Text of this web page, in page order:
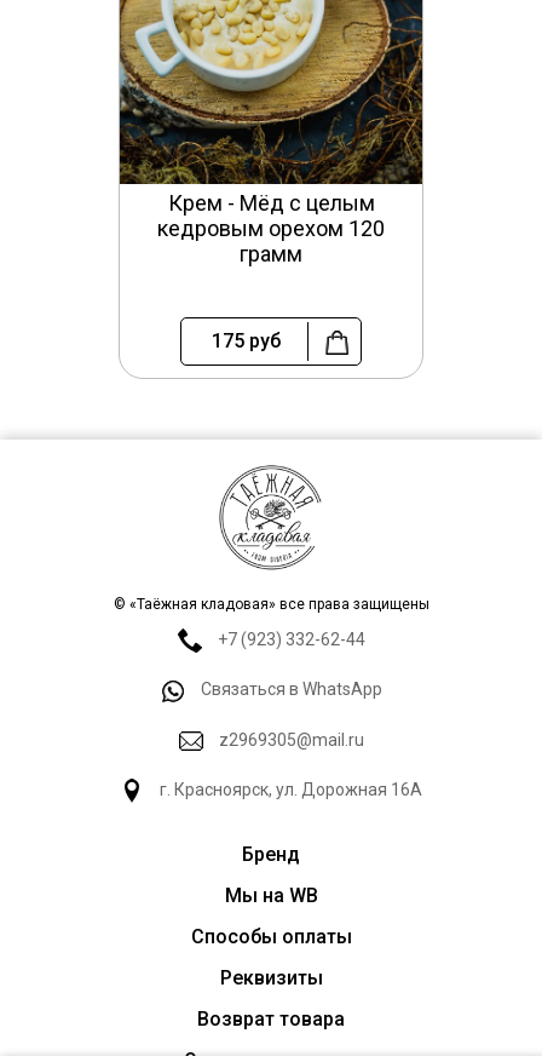
Крем - Мёд с целым
кедровым орехом 120
грамм
175 руб
+7 (923) 332-62-44
Связаться в WhatsApp
z2969305@mail.ru
г. Красноярск, ул. Дорожная 16А
© «Таёжная кладовая» все права защищены
Бренд
Мы на WB
Способы оплаты
Реквизиты
Возврат товара